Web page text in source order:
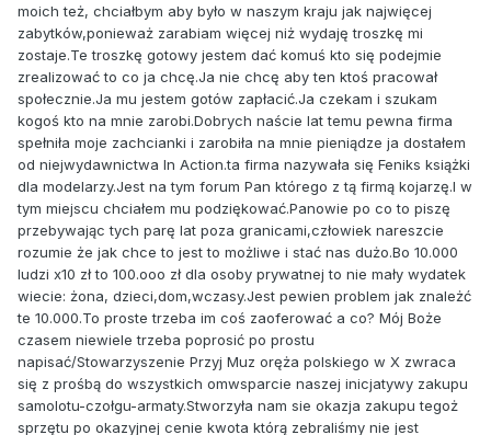
moich też, chciałbym aby było w naszym kraju jak najwięcej
zabytków,ponieważ zarabiam więcej niż wydaję troszkę mi
zostaje.Te troszkę gotowy jestem dać komuś kto się podejmie
zrealizować to co ja chcę.Ja nie chcę aby ten ktoś pracował
społecznie.Ja mu jestem gotów zapłacić.Ja czekam i szukam
kogoś kto na mnie zarobi.Dobrych naście lat temu pewna firma
spełniła moje zachcianki i zarobiła na mnie pieniądze ja dostałem
od niejwydawnictwa In Action.ta firma nazywała się Feniks książki
dla modelarzy.Jest na tym forum Pan którego z tą firmą kojarzę.I w
tym miejscu chciałem mu podziękować.Panowie po co to piszę
przebywając tych parę lat poza granicami,człowiek nareszcie
rozumie że jak chce to jest to możliwe i stać nas dużo.Bo 10.000
ludzi x10 zł to 100.ooo zł dla osoby prywatnej to nie mały wydatek
wiecie: żona, dzieci,dom,wczasy.Jest pewien problem jak znależć
te 10.000.To proste trzeba im coś zaoferować a co? Mój Boże
czasem niewiele trzeba poprosić po prostu
napisać/Stowarzyszenie Przyj Muz oręża polskiego w X zwraca
się z prośbą do wszystkich omwsparcie naszej inicjatywy zakupu
samolotu-czołgu-armaty.Stworzyła nam sie okazja zakupu tegoż
sprzętu po okazyjnej cenie kwota którą zebraliśmy nie jest